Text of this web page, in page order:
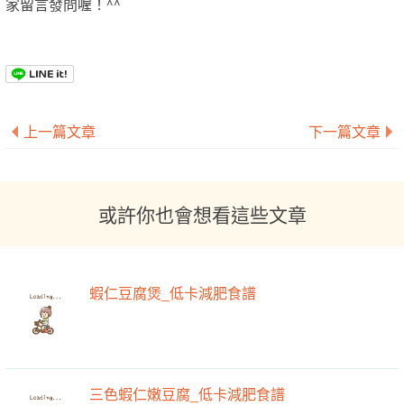
上一篇文章 下一篇文章
或許你也會想看這些文章
蝦仁豆腐煲_低卡減肥食譜
三色蝦仁嫩豆腐_低卡減肥食譜